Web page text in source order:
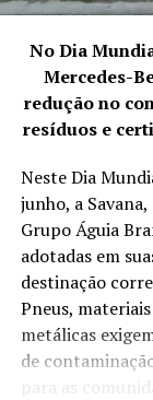
No Dia
Mercedes-
redução no
resíduos e
Neste Dia
junho, a
Grupo Águia
adotadas em
destinação
Pneus,
metálicas
de
para as